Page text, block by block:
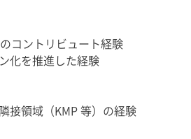
コントリビュート経験
化を推進した経験
接領域（KMP 等）の経験